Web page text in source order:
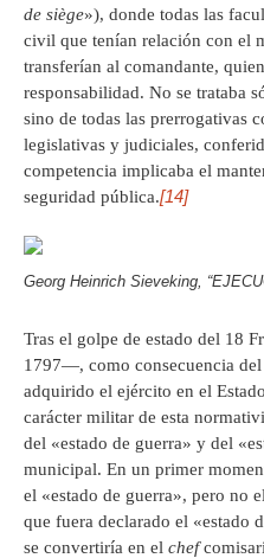
de siège»), donde todas las
civil que tenían relación con el
transferían al comandante,
responsabilidad. No se trataba
sino de todas las prerrogativas
legislativas y judiciales,
competencia implicaba el
seguridad pública.[14]
Georg Heinrich Sieveking,
Tras el golpe de estado del 18
1797—, como consecuencia
adquirido el ejército en el
carácter militar de esta
del «estado de guerra» y del
municipal. En un primer
el «estado de guerra», pero no
que fuera declarado el «estado
se convertiría en el chef